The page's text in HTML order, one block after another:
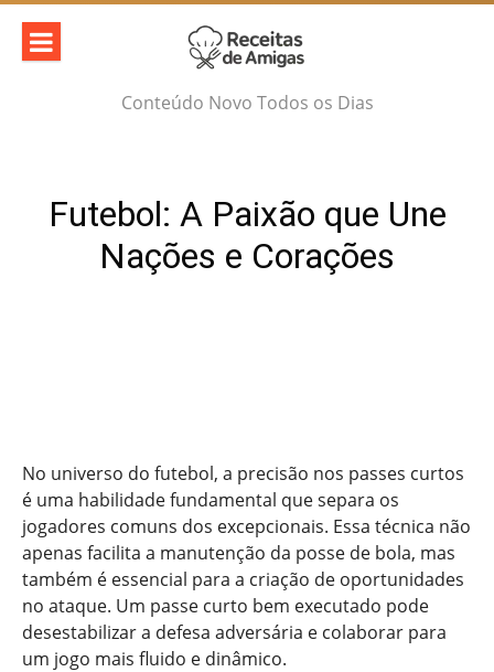
Skip
content
Conteúdo Novo Todos os Dias
Futebol: A Paixão que Une
Nações e Corações
No universo do futebol, a precisão nos passes curtos
é uma habilidade fundamental que separa os
jogadores comuns dos excepcionais. Essa técnica não
apenas facilita a manutenção da posse de bola, mas
também é essencial para a criação de oportunidades
no ataque. Um passe curto bem executado pode
desestabilizar a defesa adversária e colaborar para
um jogo mais fluido e dinâmico.